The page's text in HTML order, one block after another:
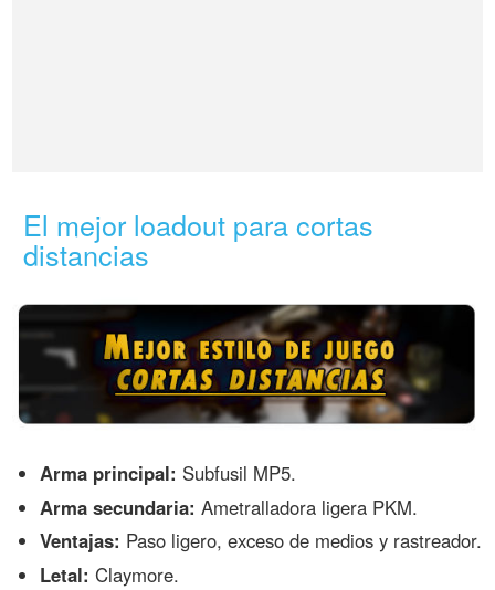
El mejor loadout para cortas
distancias
Arma principal: Subfusil MP5.
Arma secundaria: Ametralladora ligera PKM.
Ventajas: Paso ligero, exceso de medios y rastreador.
Letal: Claymore.